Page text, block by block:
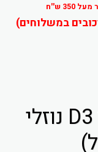
ש''ח
במשלוחים)
ביומולשן – ויטמין D3 נוזלי